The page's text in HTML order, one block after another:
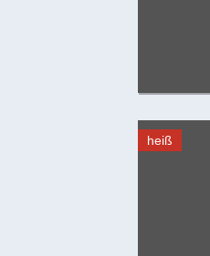
heiß